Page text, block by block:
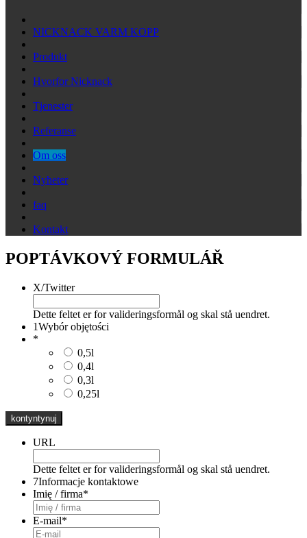
NICKNACK VARM KOPP
Produkt
Hvorfor Nicknack
Tjenester
Referanse
Om oss
Nyheter
faq
Kontakt
POPTÁVKOVÝ FORMULÁŘ
X/Twitter
Dette feltet er for valideringsformål og skal stå uendret.
1Wybór objętości
*
0,5l
0,4l
0,3l
0,25l
URL
Dette feltet er for valideringsformål og skal stå uendret.
7Informacje kontaktowe
Imię / firma*
E-mail*